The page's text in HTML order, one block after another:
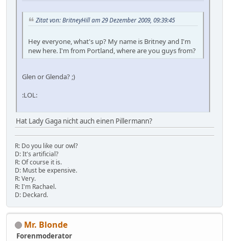
Zitat von: BritneyHill am 29 Dezember 2009, 09:39:45
Hey everyone, what's up? My name is Britney and I'm
new here. I'm from Portland, where are you guys from?
Glen or Glenda? ;)
:LOL:
Hat Lady Gaga nicht auch einen Pillermann?
R: Do you like our owl?
D: It's artificial?
R: Of course it is.
D: Must be expensive.
R: Very.
R: I'm Rachael.
D: Deckard.
Mr. Blonde
Forenmoderator